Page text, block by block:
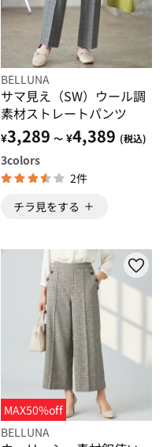
BELLUNA
サマ見え（SW）ウール調
素材ストレートパンツ
¥3,289 ～ ¥4,389 (税込)
3colors
2件
チラ見をする
MAX50%off
BELLUNA